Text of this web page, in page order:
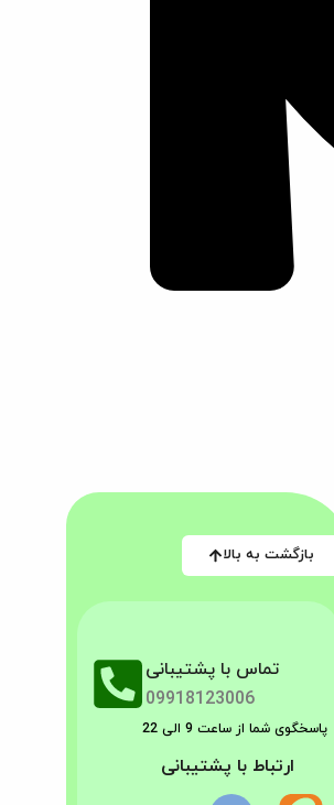
بازگشت به بالا
تماس با پشتیبانی
09918123006
پاسخگوی شما از ساعت 9 الی 22
ارتباط با پشتیبانی